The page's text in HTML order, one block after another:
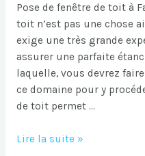
Pose de fenêtre de toit à
toit n’est pas une chose
exige une très grande
assurer une parfaite
laquelle, vous devrez
ce domaine pour y
de toit permet …
Pose
Lire la suite »